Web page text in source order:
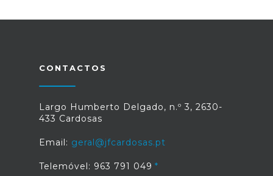
CONTACTOS
Largo Humberto Delgado, n.º 3, 2630-
433 Cardosas
Email: geral@jfcardosas.pt
Telemóvel: 963 791 049